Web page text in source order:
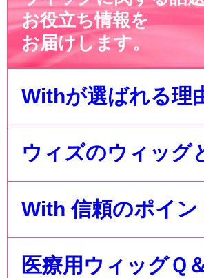
お役立ち情報を
お届けします。
Withが選ばれる理
ウィズのウィッグ
With 信頼のポイン
医療用ウィッグＱ